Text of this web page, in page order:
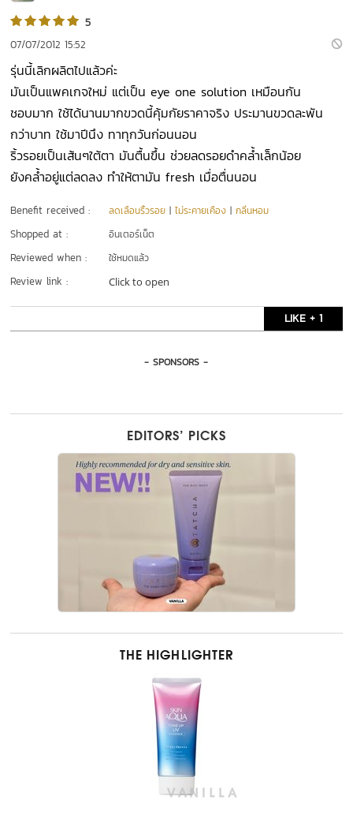
5
07/07/2012 15:52
รุ่นนี้เลิกผลิตไปแล้วค่ะ
มันเป็นแพคเกจใหม่ แต่เป็น eye one solution เหมือนกัน
ชอบมาก ใช้ได้นานมากขวดนี้คุ้มกัยราคาจริง ประมานขวดละพัน
กว่าบาท ใช้มาปีนึง ทาทุกวันก่อนนอน
ริ้วรอยเป็นเส้นๆใต้ตา มันตื้นขึ้น ช่วยลดรอยดำคล้ำเล็กน้อย
ยังคล้ำอยู่แต่ลดลง ทำให้ตามัน fresh เมื่อตื่นนอน
Benefit received : ลดเลือนริ้วรอย |ไม่ระคายเคือง |กลิ่นหอม
Shopped at : อินเตอร์เน็ต
Reviewed when : ใช้หมดแล้ว
Review link : Click to open
LIKE + 1
- SPONSORS -
EDITORS’ PICKS
THE HIGHLIGHTER